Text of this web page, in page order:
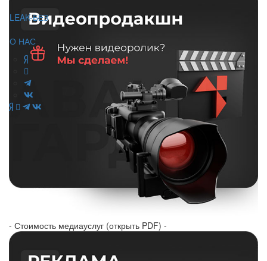
LEAK-БЕЗ
О НАС
- Стоимость медиауслуг (открыть PDF) -